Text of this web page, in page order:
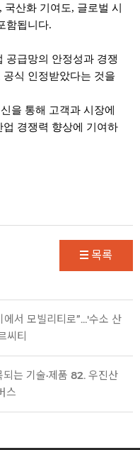
산화 기여도, 글로벌 시
함됩니다.
공급망의 안정성과 경쟁
식 인정받았다는 것을
을 통해 고객과 시장에
경쟁력 향상에 기여하
목록
에서 모빌리티로”…'수소 산
씨티
는 기술·제품 82. 우진산
스